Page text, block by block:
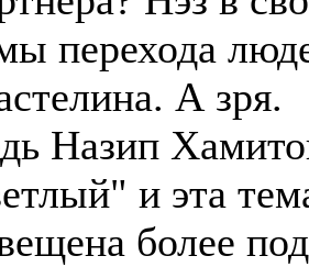
перехода
А зря.
Назип
и эта
более